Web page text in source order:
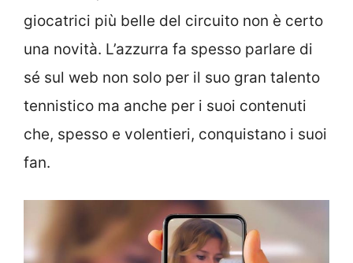
giocatrici più belle del circuito non è certo
una novità. L’azzurra fa spesso parlare di
sé sul web non solo per il suo gran talento
tennistico ma anche per i suoi contenuti
che, spesso e volentieri, conquistano i suoi
fan.